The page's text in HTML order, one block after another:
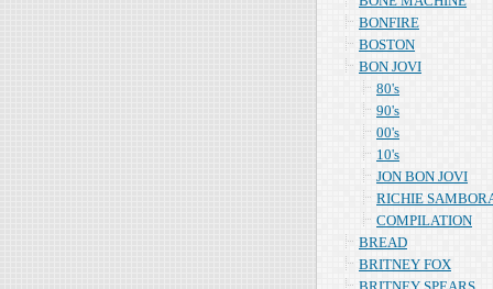
BONFIRE
BOSTON
BON JOVI
80's
90's
00's
10's
JON BON JOVI
RICHIE
COMPILATION
BREAD
BRITNEY FOX
BRITNEY SPEARS